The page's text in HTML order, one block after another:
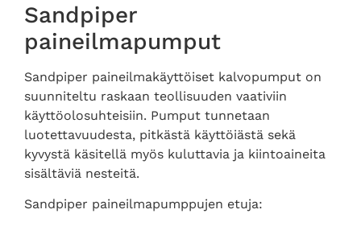
Sandpiper
paineilmapumput
Sandpiper paineilmakäyttöiset kalvopumput on
suunniteltu raskaan teollisuuden vaativiin
käyttöolosuhteisiin. Pumput tunnetaan
luotettavuudesta, pitkästä käyttöiästä sekä
kyvystä käsitellä myös kuluttavia ja kiintoaineita
sisältäviä nesteitä.
Sandpiper paineilmapumppujen etuja: